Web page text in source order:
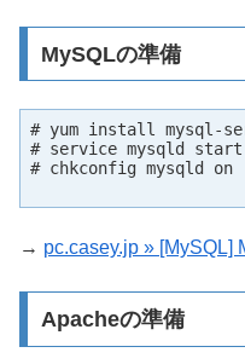
MySQLの準備
# yum install mysql-
# service mysqld start
# chkconfig mysqld on
→ pc.casey.jp » [MySQL]
Apacheの準備